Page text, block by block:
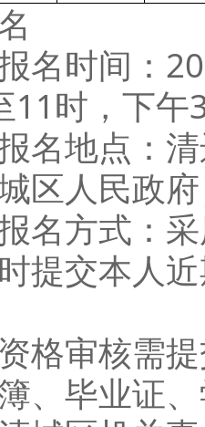
时间：
11时，下午
地点：清
区人民政
方式：采
提交本人
审核需提
、毕业证